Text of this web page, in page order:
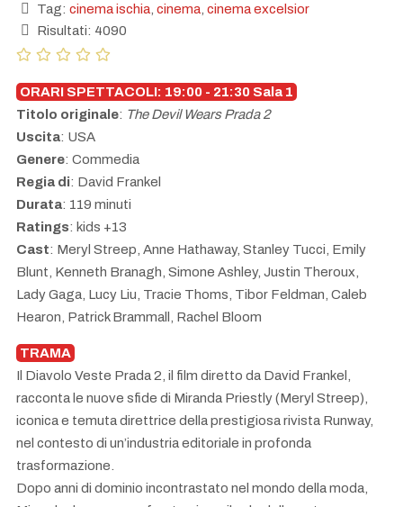
Tag: cinema ischia cinema cinema excelsior
Risultati: 4090
ORARI SPETTACOLI: 19:00 - 21:30 Sala 1
Titolo originale: The Devil Wears Prada 2
Uscita: USA
Genere: Commedia
Regia di: David Frankel
Durata: 119 minuti
Ratings: kids +13
Cast: Meryl Streep, Anne Hathaway, Stanley Tucci, Emily
Blunt, Kenneth Branagh, Simone Ashley, Justin Theroux,
Lady Gaga, Lucy Liu, Tracie Thoms, Tibor Feldman, Caleb
Hearon, Patrick Brammall, Rachel Bloom
TRAMA
Il Diavolo Veste Prada 2, il film diretto da David Frankel,
racconta le nuove sfide di Miranda Priestly (Meryl Streep),
iconica e temuta direttrice della prestigiosa rivista Runway,
nel contesto di un’industria editoriale in profonda
trasformazione.
Dopo anni di dominio incontrastato nel mondo della moda,